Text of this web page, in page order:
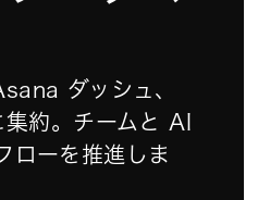
ダッシュ、
約。 チームと AI
ローを推進しま